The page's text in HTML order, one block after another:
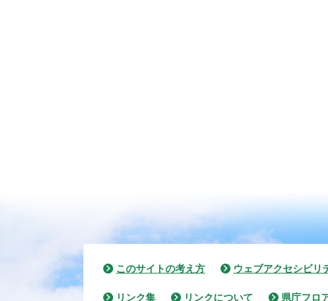
このサイトの考え方 ウェブアクセシビリ
リンク集 リンクについて 県庁フロ